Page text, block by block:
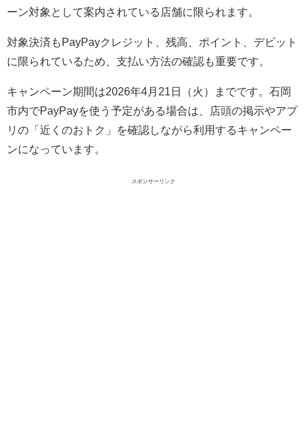
ーン対象として案内されている店舗に限られます。
対象決済もPayPayクレジット、残高、ポイント、デビット
に限られているため、支払い方法の確認も重要です。
キャンペーン期間は2026年4月21日（火）までです。石岡
市内でPayPayを使う予定がある場合は、店頭の掲示やアプ
リの「近くのおトク」を確認しながら利用するキャンペー
ンになっています。
スポンサーリンク